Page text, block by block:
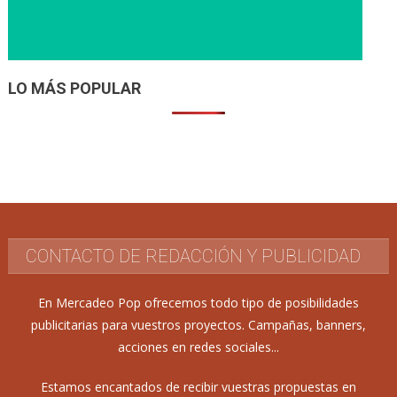
LO MÁS POPULAR
CONTACTO DE REDACCIÓN Y PUBLICIDAD
En Mercadeo Pop ofrecemos todo tipo de posibilidades
publicitarias para vuestros proyectos. Campañas, banners,
acciones en redes sociales...
Estamos encantados de recibir vuestras propuestas en